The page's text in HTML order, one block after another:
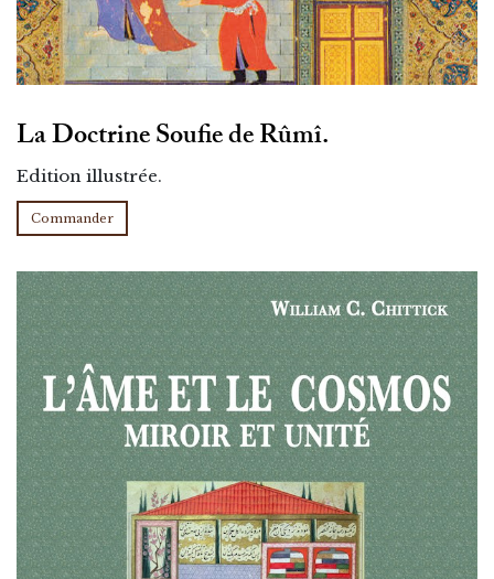
La Doctrine Soufie de Rûmî.
Edition illustrée.
Commander